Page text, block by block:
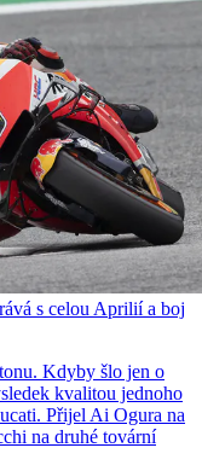
s celou Aprilií a boj
Kdyby šlo jen o
kvalitou jednoho
Přijel Ai Ogura na
na druhé tovární